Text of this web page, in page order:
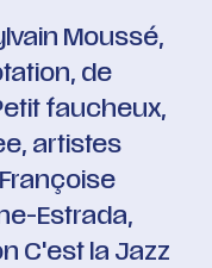
Moussé,
de
faucheux,
artistes
Estrada,
C'est la Jazz